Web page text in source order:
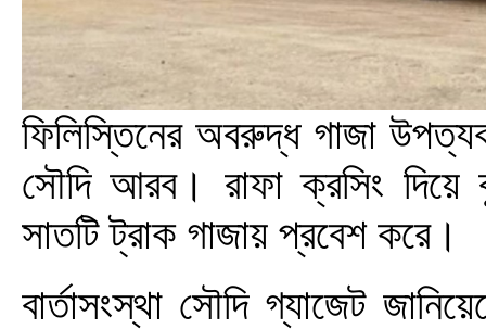
ফিলিস্তিনের অবরুদ্ধ গাজা
সৌদি আরব। রাফা ক্রসিং দিয়ে
সাতটি ট্রাক গাজায় প্রবেশ করে।
বার্তাসংস্থা সৌদি গ্যাজেট